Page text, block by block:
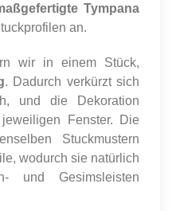
Tympana
an.
wir in einem Stück,
. Dadurch verkürzt sich
und die Dekoration
Fenster. Die
Stuckmustern
wodurch sie natürlich
und Gesimsleisten